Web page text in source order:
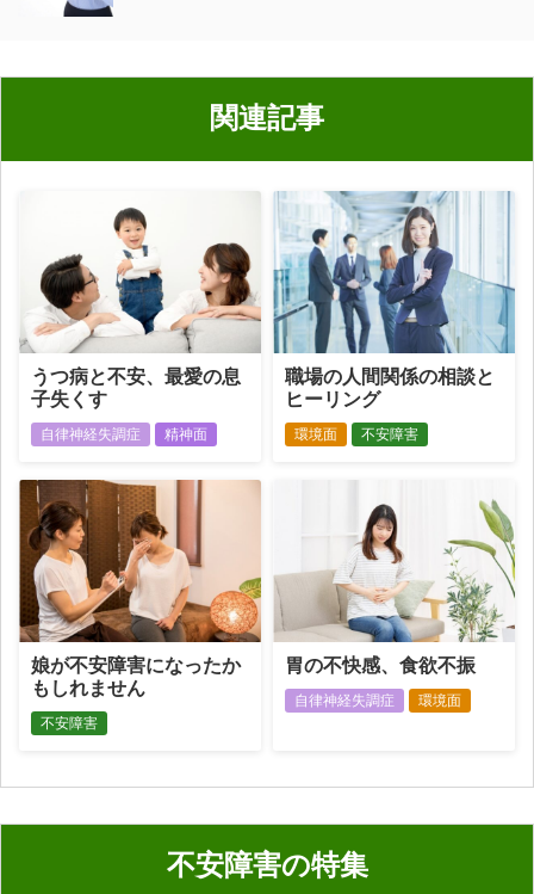
関連記事
うつ病と不安、最愛の息
子失くす
自律神経失調症 精神面
職場の人間関係の相談と
ヒーリング
環境面 不安障害
娘が不安障害になったか
もしれません
不安障害
胃の不快感、食欲不振
自律神経失調症 環境面
不安障害の特集